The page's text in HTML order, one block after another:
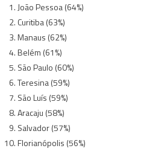
João Pessoa (64%)
Curitiba (63%)
Manaus (62%)
Belém (61%)
São Paulo (60%)
Teresina (59%)
São Luís (59%)
Aracaju (58%)
Salvador (57%)
Florianópolis (56%)